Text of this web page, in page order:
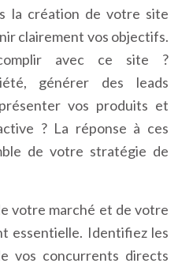
la création de votre site
clairement vos objectifs.
avec ce site ?
générer des leads
vos produits et
? La réponse à ces
de votre stratégie de
votre marché et de votre
essentielle. Identifiez les
vos concurrents directs